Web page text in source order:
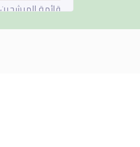
قائمة المرشحين